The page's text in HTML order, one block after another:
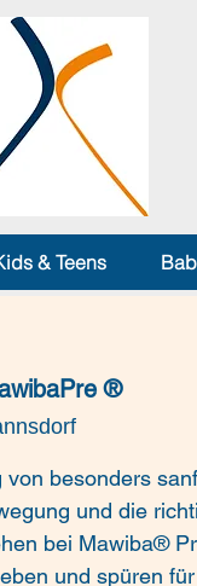
& Teens
®
besonders
und die
bei Mawiba®
und spüren